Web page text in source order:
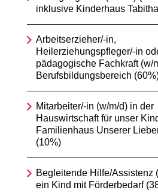
inklusive Kinderhaus Tabitha
Arbeitserzieher/-in,
Heilerziehungspfleger/-in
pädagogische Fachkraft (w/
Berufsbildungsbereich
Mitarbeiter/-in (w/m/d) in der
Hauswirtschaft für unser
Familienhaus Unserer
(10%)
Begleitende Hilfe/Assistenz
ein Kind mit Förderbedarf